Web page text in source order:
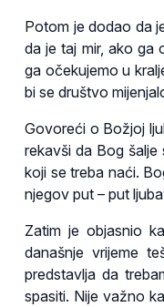
Potom je dodao da
da je taj mir, ako ga
ga očekujemo u
bi se društvo
Govoreći o Božjoj
rekavši da Bog šalje
koji se treba naći.
njegov put – put
Zatim je objasnio
današnje vrijeme
predstavlja da
spasiti. Nije važno